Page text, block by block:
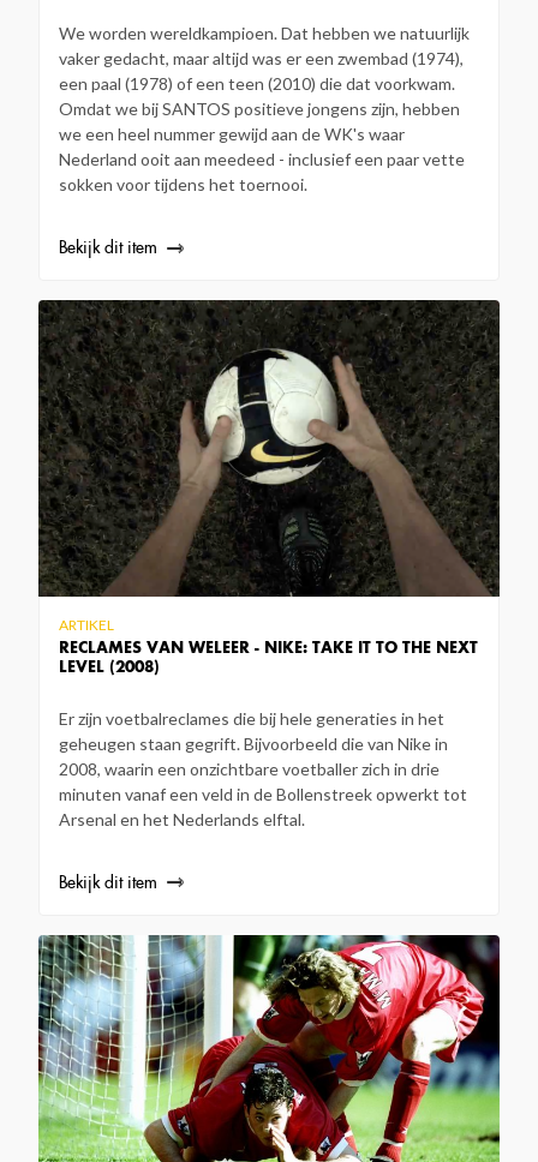
We worden wereldkampioen. Dat hebben we natuurlijk
vaker gedacht, maar altijd was er een zwembad (1974),
een paal (1978) of een teen (2010) die dat voorkwam.
Omdat we bij SANTOS positieve jongens zijn, hebben
we een heel nummer gewijd aan de WK's waar
Nederland ooit aan meedeed - inclusief een paar vette
sokken voor tijdens het toernooi.
Bekijk dit item
RECLAMES VAN WELEER - NIKE: TAKE IT TO THE NEXT
LEVEL (2008)
ARTIKEL
Er zijn voetbalreclames die bij hele generaties in het
geheugen staan gegrift. Bijvoorbeeld die van Nike in
2008, waarin een onzichtbare voetballer zich in drie
minuten vanaf een veld in de Bollenstreek opwerkt tot
Arsenal en het Nederlands elftal.
Bekijk dit item